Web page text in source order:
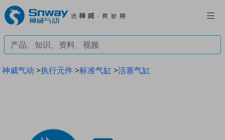
神威气动 >执行元件>标准气缸 >活塞气缸